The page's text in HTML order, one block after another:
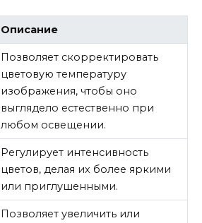
Описание
Позволяет скорректировать
цветовую температуру
изображения, чтобы оно
выглядело естественно при
любом освещении.
Регулирует интенсивность
цветов, делая их более яркими
или приглушенными.
Позволяет увеличить или